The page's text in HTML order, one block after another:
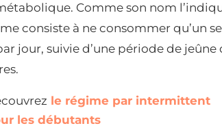
Comme son nom
consiste à ne consommer qu’un
jour, suivie d’une période de jeûne
le régime par intermittent
les débutants